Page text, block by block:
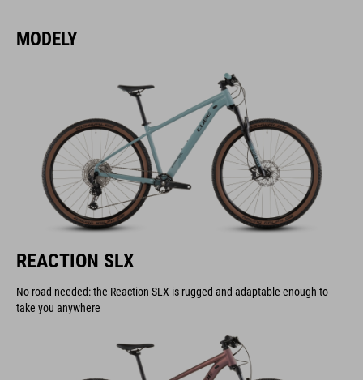
MODELY
REACTION SLX
No road needed: the Reaction SLX is rugged and adaptable enough to
take you anywhere